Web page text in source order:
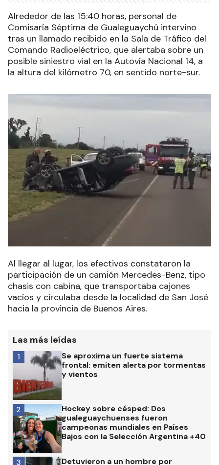
Alrededor de las 15:40 horas, personal de
Comisaría Séptima de Gualeguaychú intervino
tras un llamado recibido en la Sala de Tráfico del
Comando Radioeléctrico, que alertaba sobre un
posible siniestro vial en la Autovía Nacional 14, a
la altura del kilómetro 70, en sentido norte-sur.
Al llegar al lugar, los efectivos constataron la
participación de un camión Mercedes-Benz, tipo
chasis con cabina, que transportaba cajones
vacíos y circulaba desde la localidad de San José
hacia la provincia de Buenos Aires.
Las más leídas
Se aproxima un fuerte sistema
frontal: emiten alerta por tormentas
y vientos
1
Hockey sobre césped: Dos
gualeguaychuenses fueron
campeonas mundiales en Países
Bajos con la Selección Argentina +40
2
Detuvieron a un hombre por
3